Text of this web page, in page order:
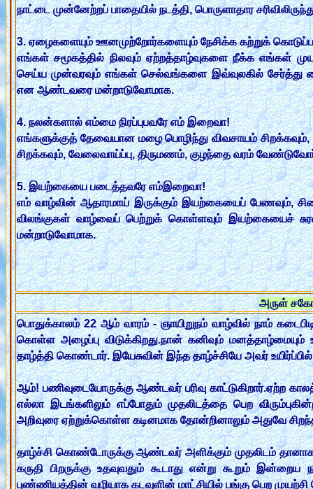
நாட்டை முன்னேற்றப் பாதையில் நடத்தி, பொருளாதார
3. ஏழைகளையும் ஊனமுற்றோர்களையும் நேசிக்க கற்றுக்
எங்கள் சமூகத்தில் நிலவும் ஏற்றத்தாழ்வுகளை நீக்க எங்கள்
செய்ய முன்வரவும் எங்கள் செல்வங்களை இவ்வுலகில் சேர்த்து
என ஆண்டவரை மன்றாடுவோமாக.
4. நலன்களால் எம்மை நிரப்புபவரே எம் இறைவா!
எங்களுக்குத் தேவையான மழை பொழிந்து விவசாயம் சிறக்கவும்,
சிறக்கவும், வேலைவாய்ப்பு, திருமணம், குழந்தை வரம்
5. இயற்கையை படைத்தவரே எம்இறைவா!
எம் வாழ்வின் ஆதாரமாய் இருக்கும் இயற்கையைப் பேணவும்,
விலங்குகள் வாழ்வைப் பெற்றுக் கொள்ளவும் இயற்கையைச்
மன்றாடுவோமாக.
அருள்
பொதுக்காலம் 22 ஆம் வாரம் - ஞாயிறுநம் வாழ்வில் நாம்
கொள்ள அழைப்பு விடுக்கிறது.நான் கனிவும்
தாழ்த்தி கொண்டார். இயேசுவின் இந்த தாழ்ச்சியே அவர்
ஆம்! பணிவுடையோருக்கு ஆண்டவர் பரிவு காட்டுகிறார்.ஏற்ற
எல்லா இடங்களிலும் எப்போதும் முதலிடத்தை பெற
அறிவுரை ஏற்றுக்கொள்ள கடினமாக தோன்றினாலும் அதுவே
தாழ்ச்சி கொண்டோருக்கு ஆண்டவர் அளிக்கும் முதலிடம்
கருதி பிறருக்கு உதவுவதும் கூடாது என்று கூறும்
புண்ணியத்தின் வழியாக கடவுளின் மாட்சியில் பங்கு பெற